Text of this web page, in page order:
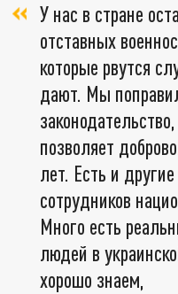
У нас в стране
отставных
которые рвутся
дают. Мы
позволяет
лет. Есть и
сотрудников
Много есть
людей в
хорошо знаем,